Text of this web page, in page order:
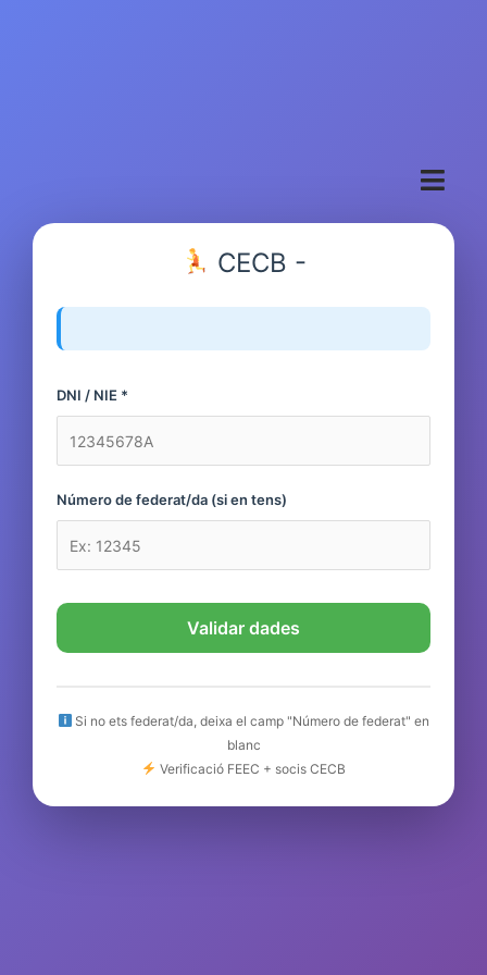
CECB -
DNI / NIE *
Número de federat/da (si en tens)
Validar dades
Si no ets federat/da, deixa el camp "Número de federat" en
blanc
Verificació FEEC + socis CECB